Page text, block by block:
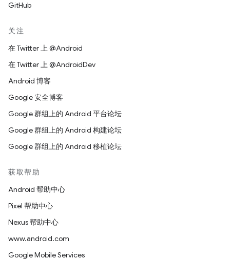
GitHub
关注
在 Twitter 上 @Android
在 Twitter 上 @AndroidDev
Android 博客
Google 安全博客
Google 群组上的 Android 平台论坛
Google 群组上的 Android 构建论坛
Google 群组上的 Android 移植论坛
获取帮助
Android 帮助中心
Pixel 帮助中心
Nexus 帮助中心
www.android.com
Google Mobile Services